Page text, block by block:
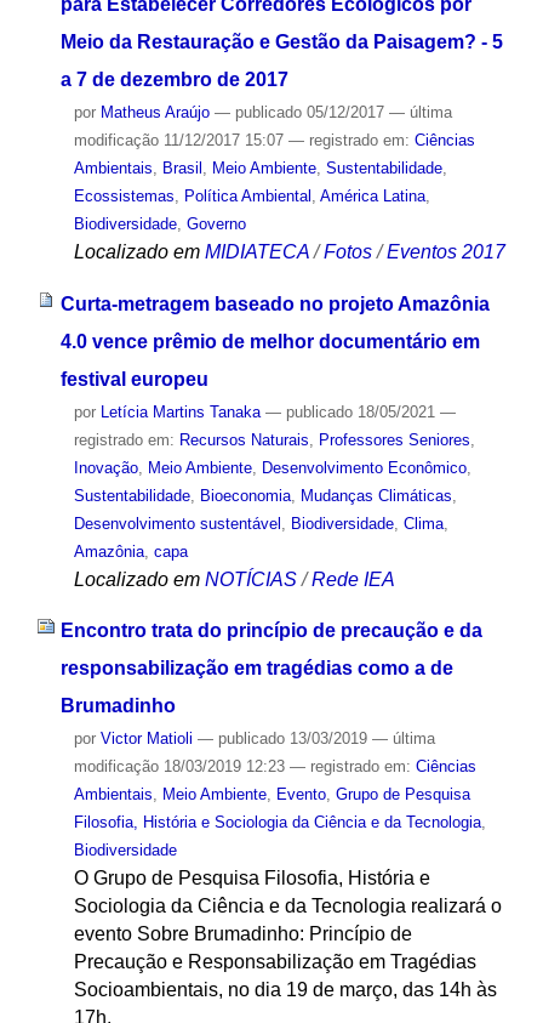
Meio da Restauração e Gestão da Paisagem? - 5
a 7 de dezembro de 2017
por Matheus Araújo — publicado05/12/2017 — última
modificação11/12/2017 15:07 — registrado em: Ciências
Ambientais
Brasil Meio Ambiente, Sustentabilidade,
Ecossistemas
Política Ambiental América Latina,
Biodiversidade, Governo
Localizado em MIDIATECA /Fotos /Eventos 2017
Curta-metragem baseado no projeto Amazônia
4.0 vence prêmio de melhor documentário em
festival europeu
por Letícia Martins Tanaka — publicado18/05/2021 —
registrado em: Recursos Naturais Professores Seniores
Inovação, Meio Ambiente, Desenvolvimento Econômico,
Sustentabilidade, Bioeconomia, Mudanças Climáticas
Desenvolvimento sustentável
Biodiversidade, Clima,
Amazônia, capa
Localizado em NOTÍCIAS /Rede IEA
Encontro trata do princípio de precaução e da
responsabilização em tragédias como a de
Brumadinho
por Victor Matioli — publicado13/03/2019 — última
modificação18/03/2019 12:23 — registrado em: Ciências
Ambientais, Meio Ambiente, Evento, Grupo de Pesquisa
Filosofia, História e Sociologia da Ciência e da Tecnologia,
Biodiversidade
O Grupo de Pesquisa Filosofia, História e
Sociologia da Ciência e da Tecnologia realizará o
evento Sobre Brumadinho: Princípio de
Precaução e Responsabilização em Tragédias
Socioambientais, no dia 19 de março, das 14h às
17h.